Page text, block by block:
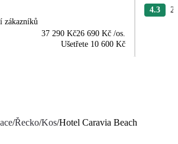
zákazníků
37 290 Kč26 690 Kč /os.
Ušetřete 10 600 Kč
4.3
/Řecko/Kos/Hotel Caravia Beach